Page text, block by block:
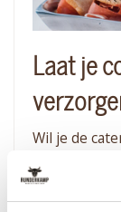
Laat je
Wil je de